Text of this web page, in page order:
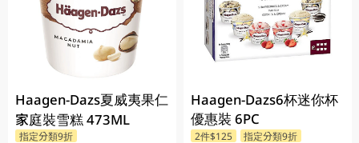
Haagen-Dazs夏威夷果仁
家庭裝雪糕 473ML
指定分類9折
Haagen-Dazs6杯迷你杯
優惠裝 6PC
2件$125 指定分類9折